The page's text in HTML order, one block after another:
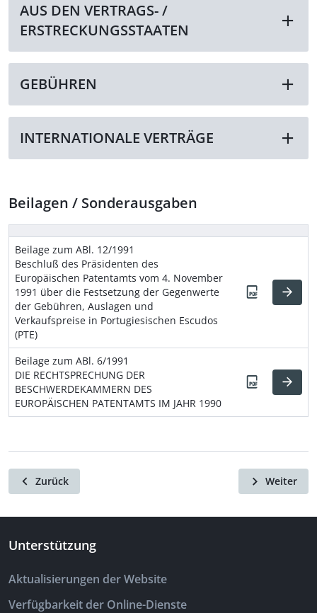
AUS DEN VERTRAGS- /
ERSTRECKUNGSSTAATEN
GEBÜHREN
INTERNATIONALE VERTRÄGE
Beilagen / Sonderausgaben
Beilage zum ABl. 12/1991
Beschluß des Präsidenten des
Europäischen Patentamts vom 4. November
1991 über die Festsetzung der Gegenwerte
der Gebühren, Auslagen und
Verkaufspreise in Portugiesischen Escudos
(PTE)
Beilage zum ABl. 6/1991
DIE RECHTSPRECHUNG DER
BESCHWERDEKAMMERN DES
EUROPÄISCHEN PATENTAMTS IM JAHR 1990
Zurück Weiter
Unterstützung
Aktualisierungen der Website
Verfügbarkeit der Online-Dienste